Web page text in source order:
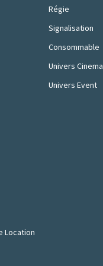
Location
Régie
Signalisation
Consommable
Univers Cinema
Univers Event